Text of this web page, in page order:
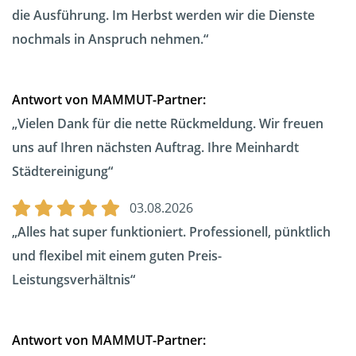
die Ausführung. Im Herbst werden wir die Dienste
nochmals in Anspruch nehmen.
Antwort von MAMMUT-Partner:
Vielen Dank für die nette Rückmeldung. Wir freuen
uns auf Ihren nächsten Auftrag. Ihre Meinhardt
Städtereinigung
03.08.2026
Alles hat super funktioniert. Professionell, pünktlich
und flexibel mit einem guten Preis-
Leistungsverhältnis
Antwort von MAMMUT-Partner: